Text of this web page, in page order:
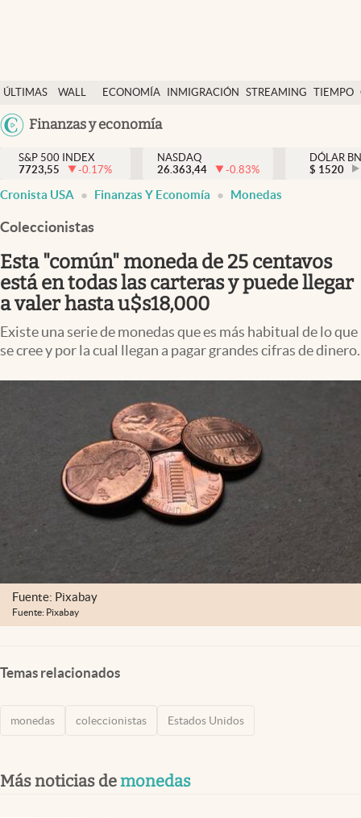
ÚLTIMAS
NOTICIAS
WALL
DÓLAR
ECONOMÍA INMIGRACIÓN STREAMING TIEMPO
México
Finanzas y economía
Finanzas y economía
Wall Street y dólar
Inmigración
Espiritual
Streaming
PC y mobile
S&P 500 INDEX
7723,55
-0.17%
NASDAQ
26.363,44
-0.83%
DÓLAR
$ 1520
Cronista USA Finanzas Y Economía Monedas
Coleccionistas
Esta "común" moneda de 25 centavos
está en todas las carteras y puede llegar
a valer hasta u$s18,000
Existe una serie de monedas que es más habitual de lo que
se cree y por la cual llegan a pagar grandes cifras de dinero.
Fuente: Pixabay
Fuente: Pixabay
Temas relacionados
monedas coleccionistas Estados Unidos
Más noticias demonedas